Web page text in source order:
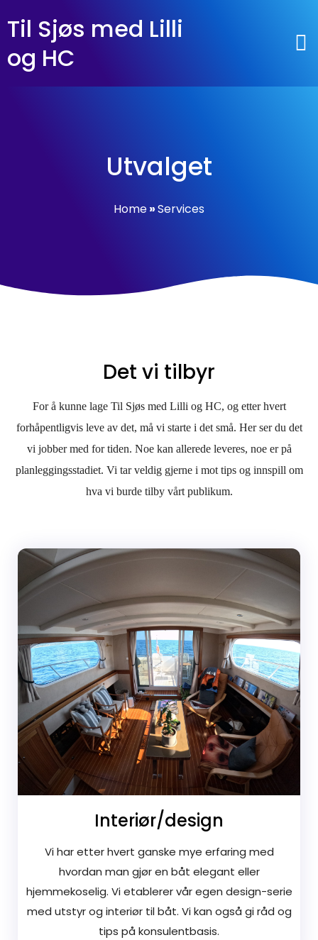
Til Sjøs med Lilli
og HC
Utvalget
Home»Services
Det vi tilbyr
For å kunne lage Til Sjøs med Lilli og HC, og etter hvert
forhåpentligvis leve av det, må vi starte i det små. Her ser du det
vi jobber med for tiden. Noe kan allerede leveres, noe er på
planleggingsstadiet. Vi tar veldig gjerne i mot tips og innspill om
hva vi burde tilby vårt publikum.
Interiør/design
Vi har etter hvert ganske mye erfaring med
hvordan man gjør en båt elegant eller
hjemmekoselig. Vi etablerer vår egen design-serie
med utstyr og interiør til båt. Vi kan også gi råd og
tips på konsulentbasis.